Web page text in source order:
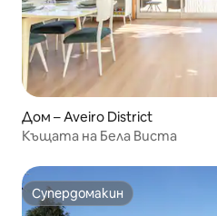
Дом – Aveiro District
Къщата на Бела Виста
Супердомакин
Супердомакин